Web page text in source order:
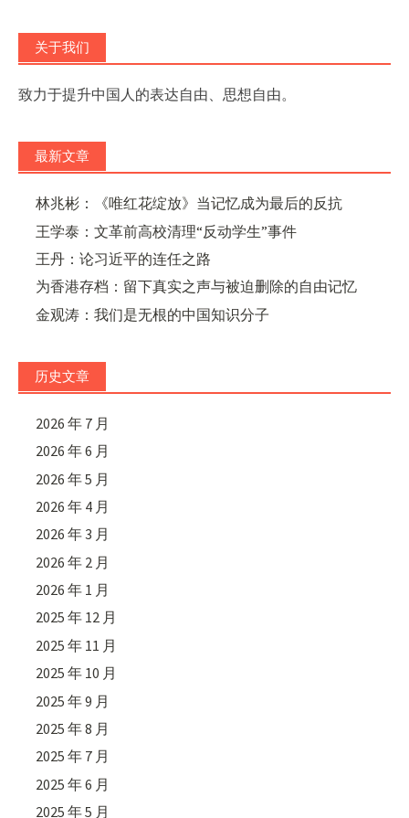
关于我们
致力于提升中国人的表达自由、思想自由。
最新文章
林兆彬：《唯红花绽放》当记忆成为最后的反抗
王学泰：文革前高校清理“反动学生”事件
王丹：论习近平的连任之路
为香港存档：留下真实之声与被迫删除的自由记忆
金观涛：我们是无根的中国知识分子
历史文章
2026 年 7 月
2026 年 6 月
2026 年 5 月
2026 年 4 月
2026 年 3 月
2026 年 2 月
2026 年 1 月
2025 年 12 月
2025 年 11 月
2025 年 10 月
2025 年 9 月
2025 年 8 月
2025 年 7 月
2025 年 6 月
2025 年 5 月